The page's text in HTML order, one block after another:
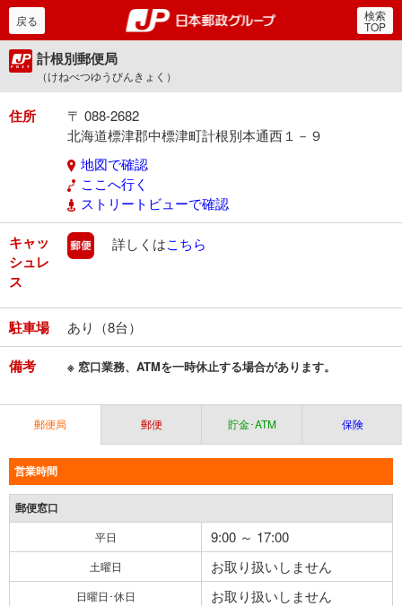
郵便局・日本郵政グルー
戻る 検索
TOP
計根別郵便局
（けねべつゆうびんきょく）
住所
〒 088-2682
北海道標津郡中標津町計根別本通西１－９
地図で確認
ここへ行く
ストリートビューで確認
キャッ
シュレ
ス
郵便
詳しくはこちら
駐車場 あり（8台）
備考 ※ 窓口業務、ATMを一時休止する場合があります。
郵便局 郵便 貯金･ATM 保険
営業時間
郵便窓口
平日 9:00 ～ 17:00
土曜日 お取り扱いしません
日曜日･休日 お取り扱いしません